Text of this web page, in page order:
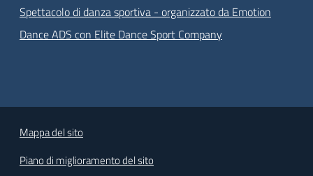
Spettacolo di danza sportiva - organizzato da Emotion
Dance ADS con Elite Dance Sport Company
Mappa del sito
Piano di miglioramento del sito